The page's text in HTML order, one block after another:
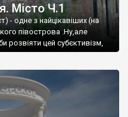
Місто Ч.1
- одне з найцікавіших (на
півострова .Ну,але
цей субєктивізм,